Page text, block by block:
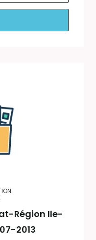
Région Ile-
2013